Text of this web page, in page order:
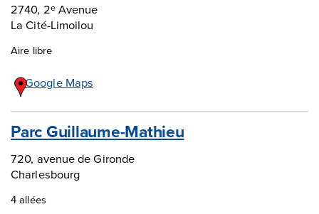
2740, 2eAvenue
La Cité-Limoilou
Aire libre
Google Maps
Parc Guillaume-Mathieu
720, avenue de Gironde
Charlesbourg
4 allées